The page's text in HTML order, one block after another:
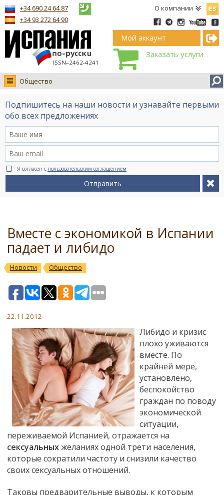
О компании
ISSN–2462-4241
+34 690 24 64 87
+34 93 272 64 90
Мой аккаунт
Заказать услуги
Общество
Новости
Интервью
Видео Ruso.TV
BCN life
Сервис на немецком
Подпишитесь на наши новости и узнавайте первыми
обо всех предложениях
Я согласен с пользовательским соглашением
Отправить
Вместе с экономикой в Испании
падает и либидо
Новости Общество
22.11.2012
Либидо и кризис
плохо уживаются
вместе. По
крайней мере,
установлено,
беспокойство
граждан по поводу
экономической
ситуации,
переживаемой Испанией, отражается на
сексуальныхжеланиях одной трети населения,
которые сократили частоту и снизили качество
своих сексуальных отношений.
Таковы предварительные выводы, к которым